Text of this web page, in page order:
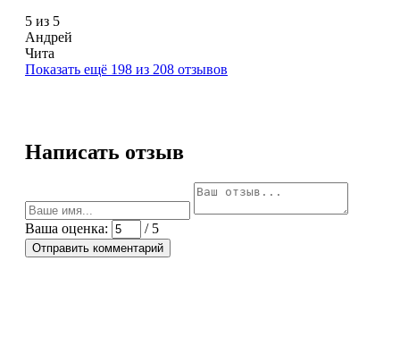
5 из 5
Андрей
Чита
Показать ещё 198 из 208 отзывов
Написать отзыв
Ваша оценка: / 5
Отправить комментарий